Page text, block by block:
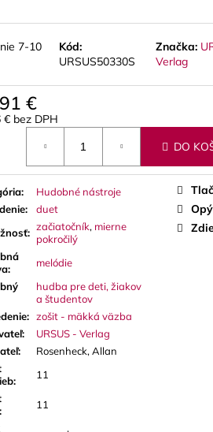
7-10
Kód:
URSUS50330S
Značka:
Verlag
€
€ bez DPH
DO
:
Hudobné nástroje
:
duet
: začiatočník, mierne
pokročilý
:
melódie
hudba pre deti, žiakov
a študentov
: zošit - mäkká väzba
:
URSUS - Verlag
:
Rosenheck, Allan
:
11
:
11
Tlač
RED CUT PLÁTKY